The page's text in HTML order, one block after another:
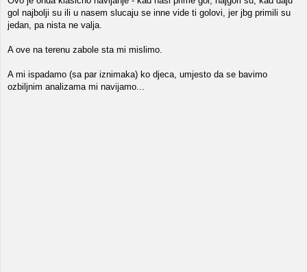
gol najbolji su ili u nasem slucaju se inne vide ti golovi, jer jbg primili su
jedan, pa nista ne valja.
A ove na terenu zabole sta mi mislimo.
A mi ispadamo (sa par iznimaka) ko djeca, umjesto da se bavimo
ozbiljnim analizama mi navijamo...